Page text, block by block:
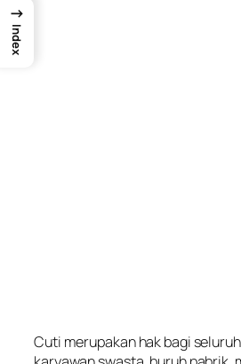
Cuti merupakan hak bagi
→
Index